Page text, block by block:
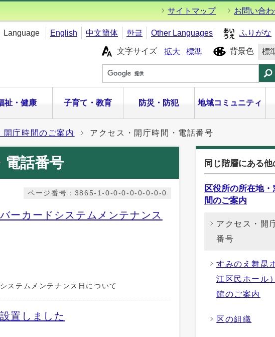
サイトマップ お問い合
Language English 中文簡体 한글 Other Languages ふりがな
文字サイズ 拡大 標準 背景色 標
祉・健康 子育て・教育 防災・防犯 地域コミュニティ
開庁時間のご案内 アクセス・開庁時間・電話番号
電話番号
ページ番号：3865-1-0-0-0-0-0-0-0-0
ーカードシステムメンテナンス
ステムメンテナンス日について
置しました
同じ階層にある他
区役所の所在地
間のご案内
アクセス・開
番号
すみのえ舞昆
江区民ホール
館のご案内
区の組織